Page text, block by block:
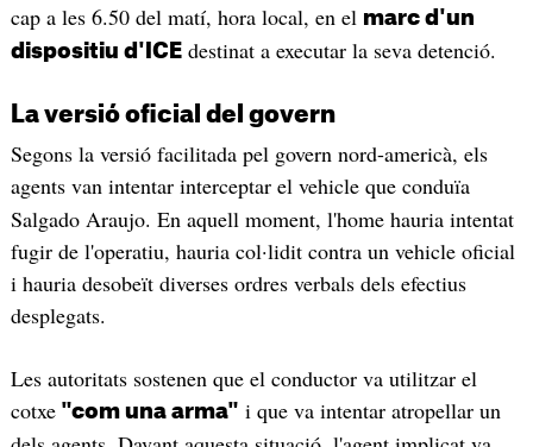
cap a les 6.50 del matí, hora local, en el marc d'un
dispositiu d'ICEdestinat a executar la seva detenció.
La versió oficial del govern
Segons la versió facilitada pel govern nord-americà, els
agents van intentar interceptar el vehicle que conduïa
Salgado Araujo. En aquell moment, l'home hauria intentat
fugir de l'operatiu, hauria col·lidit contra un vehicle oficial
i hauria desobeït diverses ordres verbals dels efectius
desplegats.
Les autoritats sostenen que el conductor va utilitzar el
cotxe"com una arma" i que va intentar atropellar un